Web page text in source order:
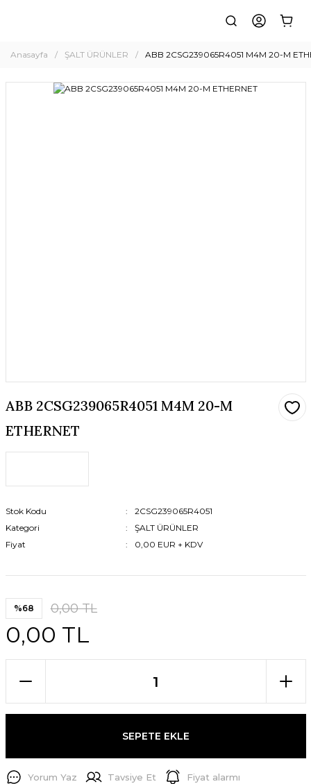
Anasayfa ŞALT ÜRÜNLER ABB 2CSG239065R4051 M4M 20-M
ABB 2CSG239065R4051 M4M 20-M
ETHERNET
Stok Kodu
2CSG239065R4051
Kategori
ŞALT ÜRÜNLER
Fiyat
0,00 EUR + KDV
%68 0,00 TL
0,00 TL
SEPETE EKLE
Yorum Yaz Tavsiye Et Fiyat alarmı